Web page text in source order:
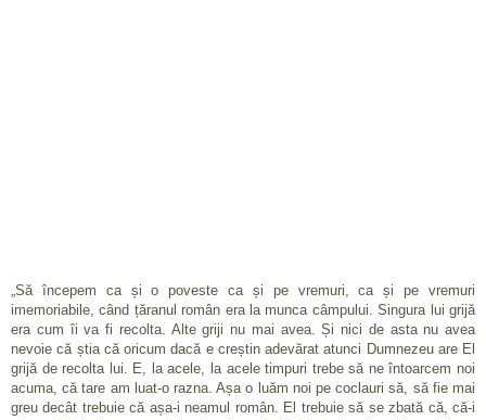
„Să începem ca și o poveste ca și pe vremuri, ca și pe vremuri
imemoriabile, când țăranul român era la munca câmpului. Singura lui grijă
era cum îi va fi recolta. Alte griji nu mai avea. Și nici de asta nu avea
nevoie că știa că oricum dacă e creștin adevărat atunci Dumnezeu are El
grijă de recolta lui. E, la acele, la acele timpuri trebe să ne întoarcem noi
acuma, că tare am luat-o razna. Așa o luăm noi pe coclauri să, să fie mai
greu decât trebuie că așa-i neamul român. El trebuie să se zbată că, că-i